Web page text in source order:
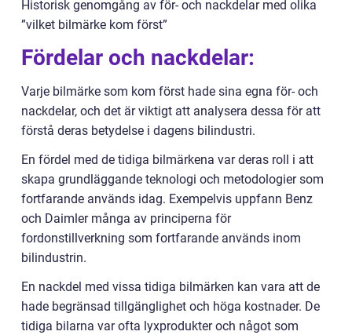
Historisk genomgång av för- och nackdelar med olika
”vilket bilmärke kom först”
Fördelar och nackdelar:
Varje bilmärke som kom först hade sina egna för- och
nackdelar, och det är viktigt att analysera dessa för att
förstå deras betydelse i dagens bilindustri.
En fördel med de tidiga bilmärkena var deras roll i att
skapa grundläggande teknologi och metodologier som
fortfarande används idag. Exempelvis uppfann Benz
och Daimler många av principerna för
fordonstillverkning som fortfarande används inom
bilindustrin.
En nackdel med vissa tidiga bilmärken kan vara att de
hade begränsad tillgänglighet och höga kostnader. De
tidiga bilarna var ofta lyxprodukter och något som